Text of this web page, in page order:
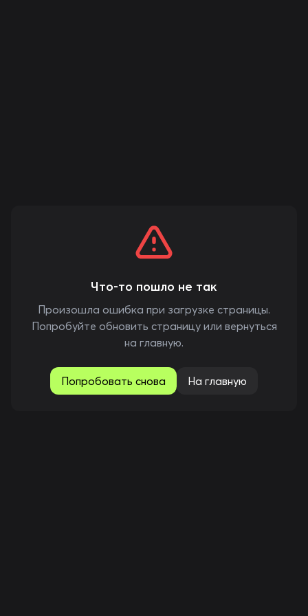
Что-то пошло не так
Произошла ошибка при загрузке страницы.
Попробуйте обновить страницу или вернуться
на главную.
Попробовать снова На главную